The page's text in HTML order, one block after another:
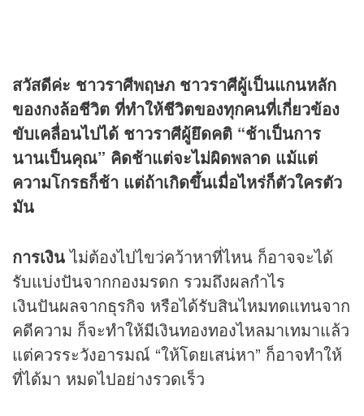
สวัสดีค่ะ ชาวราศีพฤษภ ชาวราศีผู้เป็นแกนหลัก
ของกงล้อชีวิต ที่ทำให้ชีวิตของทุกคนที่เกี่ยวข้อง
ขับเคลื่อนไปได้ ชาวราศีผู้ยึดคติ “ช้าเป็นการ
นานเป็นคุณ” คิดช้าแต่จะไม่ผิดพลาด แม้แต่
ความโกรธก็ช้า แต่ถ้าเกิดขึ้นเมื่อไหร่ก็ตัวใครตัว
มัน
การเงินไม่ต้องไปไขว่คว้าหาที่ไหน ก็อาจจะได้
รับแบ่งปันจากกองมรดก รวมถึงผลกำไร
เงินปันผลจากธุรกิจ หรือได้รับสินไหมทดแทนจาก
คดีความ ก็จะทำให้มีเงินทองทองไหลมาเทมาแล้ว
แต่ควรระวังอารมณ์ “ให้โดยเสน่หา” ก็อาจทำให้
ที่ได้มา หมดไปอย่างรวดเร็ว